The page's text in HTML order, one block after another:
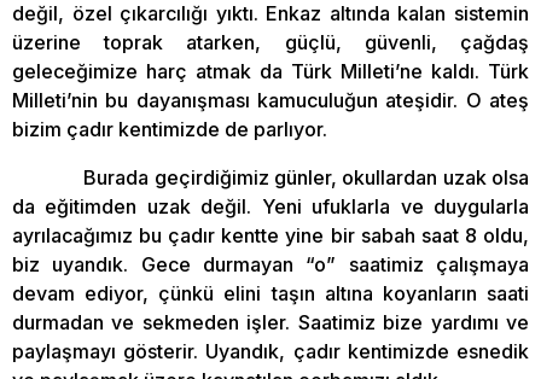
değil, özel çıkarcılığı yıktı. Enkaz altında kalan sistemin
üzerine toprak atarken, güçlü, güvenli, çağdaş
geleceğimize harç atmak da Türk Milleti’ne kaldı. Türk
Milleti’nin bu dayanışması kamuculuğun ateşidir. O ateş
bizim çadır kentimizde de parlıyor.
Burada geçirdiğimiz günler, okullardan uzak olsa
da eğitimden uzak değil. Yeni ufuklarla ve duygularla
ayrılacağımız bu çadır kentte yine bir sabah saat 8 oldu,
biz uyandık. Gece durmayan “o” saatimiz çalışmaya
devam ediyor, çünkü elini taşın altına koyanların saati
durmadan ve sekmeden işler. Saatimiz bize yardımı ve
paylaşmayı gösterir. Uyandık, çadır kentimizde esnedik